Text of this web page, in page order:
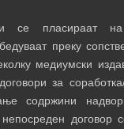
се пласираат
преку
медиумски
за
содржини
договор